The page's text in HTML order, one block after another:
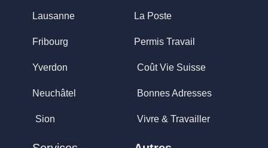
Lausanne
Fribourg
Yverdon
Neuchâtel
Sion
La Poste
Permis Travail
Coût Vie Suisse
Bonnes Adresses
Vivre & Travailler